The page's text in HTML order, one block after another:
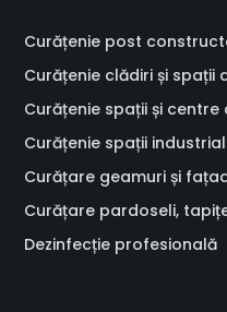
Curățenie post
Curățenie clădiri și spații
Curățenie spații și
Curățenie spații
Curățare geamuri și
Curățare pardoseli,
Dezinfecție profesională